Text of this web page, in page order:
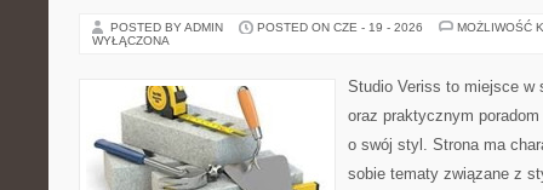
POSTED BY ADMIN POSTED ON CZE - 19 - 2026
MOŻLIWOŚĆ
WYŁĄCZONA
Studio Veriss to miejsce w
oraz praktycznym
o swój styl. Strona ma
sobie tematy związane z